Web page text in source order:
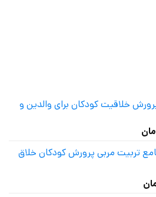
خلاقیت کودکان برای والدین و
تربیت مربی پرورش کودکان خلاق